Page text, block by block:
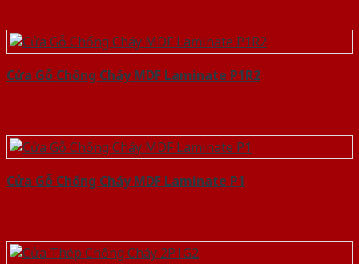
Cửa Gỗ Chống Cháy MDF Laminate P1R2
Cửa Gỗ Chống Cháy MDF Laminate P1